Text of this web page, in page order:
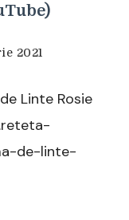
2021
Linte Rosie
de-linte-